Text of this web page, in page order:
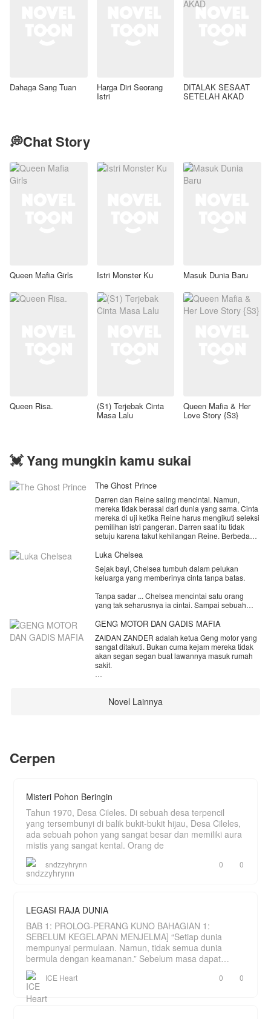
Dahaga Sang Tuan Harga Diri Seorang
Istri
DITALAK SESAAT
SETELAH AKAD
💭Chat Story
Queen Mafia Girls Istri Monster Ku Masuk Dunia Baru
Queen Risa. (S1) Terjebak Cinta
Masa Lalu
Queen Mafia & Her
Love Story {S3}
💓 Yang mungkin kamu sukai
The Ghost Prince
Darren dan Reine saling mencintai. Namun,
mereka tidak berasal dari dunia yang sama. Cinta
mereka di uji ketika Reine harus mengikuti seleksi
pemilihan istri pangeran. Darren saat itu tidak
setuju karena takut kehilangan Reine. Berbeda
seleksi pemilihan.
pangeran. Di saat itu cerita yang sesungguhnya di
mulai. Reine menyesal karena tidak
Apa yang terjadi di istana? Sebenarnya siapa
Darren, kenapa dia bisa berbicara dengan Reine?
Luka Chelsea
Sejak bayi, Chelsea tumbuh dalam pelukan
keluarga yang memberinya cinta tanpa batas.
Tanpa sadar ... Chelsea mencintai satu orang
yang tak seharusnya ia cintai. Sampai sebuah
untuk mempercayai kebohongan. Chelsea pergi
dengan hati yang hancur dan berjanji untuk
kembali sebagai kebanggaan keluarga.
Dia bangkit dan membuktikan bahwa dirinya
El baru sadar bahwa dia telah kehilangan
GENG MOTOR DAN GADIS MAFIA
ZAIDAN ZANDER adalah ketua Geng motor yang
sangat ditakuti. Bukan cuma kejam mereka tidak
akan segan segan buat lawannya masuk rumah
sakit.
namanya mereka akan menggigil ketakutan.
Novel Lainnya
Cerpen
Misteri Pohon Beringin
Tahun 1970, Desa Cileles. Di sebuah desa terpencil
yang tersembunyi di balik bukit-bukit hijau, Desa Cileles,
ada sebuah pohon yang sangat besar dan memiliki aura
mistis yang sangat kental. Orang de
sndzzyhrynn 0 0
LEGASI RAJA DUNIA
BAB 1: PROLOG-PERANG KUNO BAHAGIAN 1:
SEBELUM KEGELAPAN MENJELMA] “Setiap dunia
mempunyai permulaan. Namun, tidak semua dunia
bermula dengan keamanan.” Sebelum masa dapat
dihitung, hanya wujud sebu
ICE Heart 0 0